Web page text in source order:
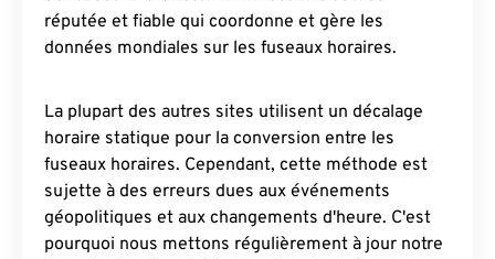
réputée et fiable qui coordonne et gère les
données mondiales sur les fuseaux horaires.
La plupart des autres sites utilisent un décalage
horaire statique pour la conversion entre les
fuseaux horaires. Cependant, cette méthode est
sujette à des erreurs dues aux événements
géopolitiques et aux changements d'heure. C'est
pourquoi nous mettons régulièrement à jour notre